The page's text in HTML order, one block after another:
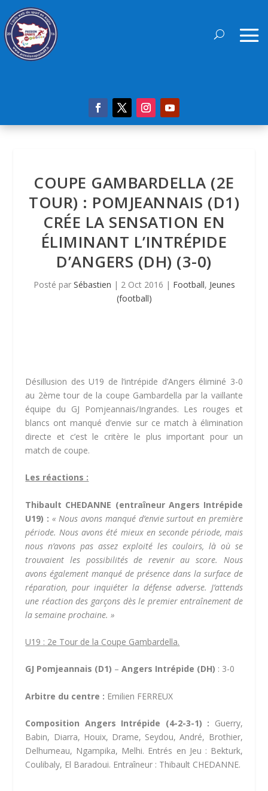
COUPE GAMBARDELLA (2E
TOUR) : POMJEANNAIS (D1)
CRÉE LA SENSATION EN
ÉLIMINANT L’INTRÉPIDE
D’ANGERS (DH) (3-0)
Posté par Sébastien | 2 Oct 2016 | Football, Jeunes
(football)
Désillusion des U19 de l’intrépide d’Angers éliminé 3-0
au 2ème tour de la coupe Gambardella par la vaillante
équipe du GJ Pomjeannais/Ingrandes. Les rouges et
blancs ont manqué d’envie sur ce match à élimination
directe et c’est le critère le plus important pour un
match de coupe.
Les réactions :
Thibault CHEDANNE (entraîneur Angers Intrépide
U19) : « Nous avons manqué d’envie surtout en première
période. Nous avons été mieux en seconde période, mais
nous n’avons pas assez exploité les couloirs, là où se
trouvaient les possibilités de revenir au score. Nous
avons également manqué de présence dans la surface de
réparation, pour inquiéter la défense adverse. J’attends
une réaction des garçons dès le premier entraînement de
la semaine prochaine. »
U19 : 2e Tour de la Coupe Gambardella.
GJ Pomjeannais (D1) –Angers Intrépide (DH) : 3-0
Arbitre du centre : Emilien FERREUX
Composition Angers Intrépide (4-2-3-1) : Guerry,
Babin, Diarra, Houix, Drame, Seydou, André, Brothier,
Delhumeau, Ngampika, Melhi. Entrés en Jeu : Bekturk,
Coulibaly, El Baradoui. Entraîneur : Thibault CHEDANNE.